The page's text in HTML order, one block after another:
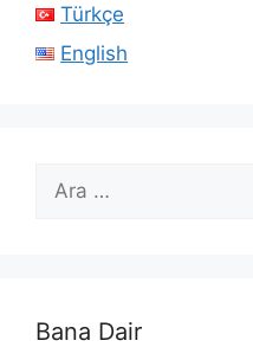
Türkçe
English
için
Bana Dair